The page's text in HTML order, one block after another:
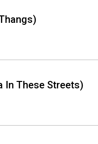
In These Streets)